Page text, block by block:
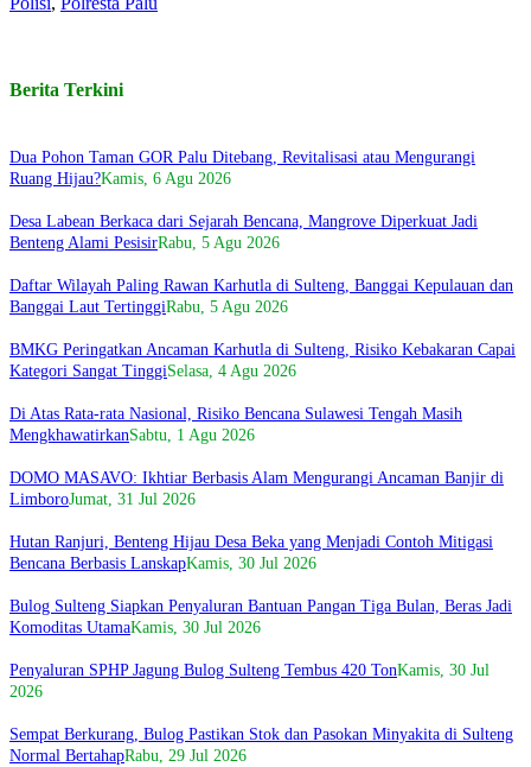
Berita Terkini
Dua Pohon Taman GOR Palu Ditebang, Revitalisasi atau Mengurangi
Ruang Hijau?Kamis, 6 Agu 2026
Desa Labean Berkaca dari Sejarah Bencana, Mangrove Diperkuat Jadi
Benteng Alami PesisirRabu, 5 Agu 2026
Daftar Wilayah Paling Rawan Karhutla di Sulteng, Banggai Kepulauan dan
Banggai Laut TertinggiRabu, 5 Agu 2026
BMKG Peringatkan Ancaman Karhutla di Sulteng, Risiko Kebakaran Capai
Kategori Sangat TinggiSelasa, 4 Agu 2026
Di Atas Rata-rata Nasional, Risiko Bencana Sulawesi Tengah Masih
MengkhawatirkanSabtu, 1 Agu 2026
DOMO MASAVO: Ikhtiar Berbasis Alam Mengurangi Ancaman Banjir di
LimboroJumat, 31 Jul 2026
Hutan Ranjuri, Benteng Hijau Desa Beka yang Menjadi Contoh Mitigasi
Bencana Berbasis LanskapKamis, 30 Jul 2026
Bulog Sulteng Siapkan Penyaluran Bantuan Pangan Tiga Bulan, Beras Jadi
Komoditas UtamaKamis, 30 Jul 2026
Penyaluran SPHP Jagung Bulog Sulteng Tembus 420 TonKamis, 30 Jul
2026
Sempat Berkurang, Bulog Pastikan Stok dan Pasokan Minyakita di Sulteng
Normal BertahapRabu, 29 Jul 2026